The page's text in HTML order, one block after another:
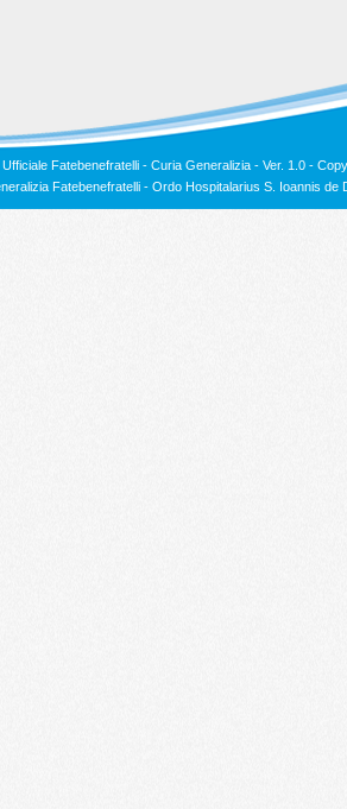
Ufficiale Fatebenefratelli - Curia Generalizia - Ver. 1.0 -
Fatebenefratelli - Ordo Hospitalarius S. Ioannis